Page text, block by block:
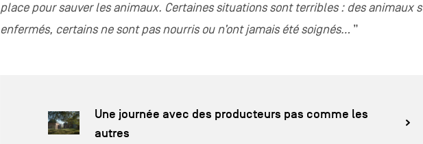
place pour sauver les animaux. Certaines situations sont terribles : des animaux
enfermés, certains ne sont pas nourris ou n’ont jamais été soignés… ”
Une journée avec des producteurs pas comme les
autres